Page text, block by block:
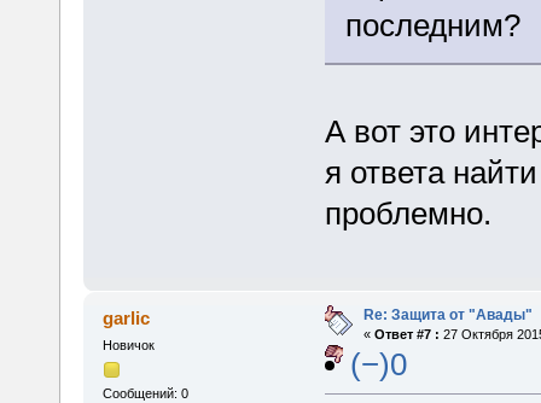
последним?
А вот это
я ответа
проблемно.
garlic
Новичок
Сообщений: 0
Re: Защита от "Авады"
« Ответ #7 : 27 Октября
(−)0